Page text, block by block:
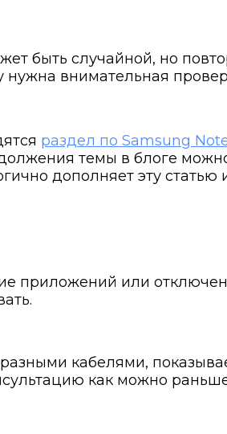
быть случайной, но
нужна внимательная
раздел по Samsung
темы в блоге
дополняет эту статью
приложений или
кабелями,
как можно